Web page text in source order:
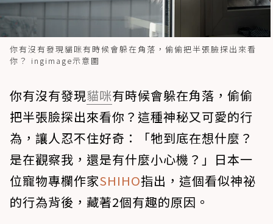
你有沒有發現貓咪有時候會躲在角落，偷偷把半張臉探出來看
你？ ingimage示意圖
你有沒有發現貓咪有時候會躲在角落，偷偷
把半張臉探出來看你？這種神秘又可愛的行
為，讓人忍不住好奇：「牠到底在想什麼？
是在觀察我，還是有什麼小心機？」日本一
位寵物專欄作家SHIHO指出，這個看似神祕
的行為背後，藏著2個有趣的原因。